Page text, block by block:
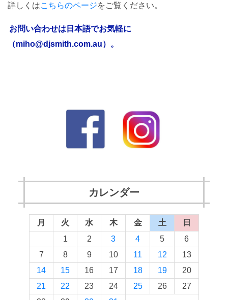
詳しくはこちらのページをご覧ください。
お問い合わせは日本語でお気軽に
（miho@djsmith.com.au）。
カレンダー
月 火 水 木 金 土
日
1
2 3 4 5
6
7
8 9 10 11 12
13
14
15 16 17 18 19
20
21
22 23 24 25 26
27